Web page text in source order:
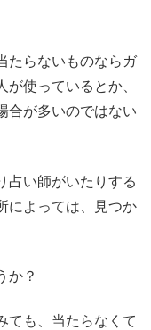
たらないものならガ
使っているとか、
合が多いのではない
占い師がいたりする
によっては、見つか
か？
ても、当たらなくて